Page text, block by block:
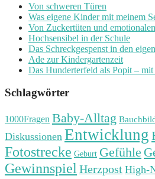
Von schweren Türen
Was eigene Kinder mit meinem
Von Zuckertüten und
Hochsensibel in der Schule
Das Schreckgespenst in den
Ade zur Kindergartenzeit
Das Hunderterfeld als Popit –
Schlagwörter
1000Fragen Baby-Alltag
Diskussionen Entwicklung
Fotostrecke Geburt Gefühle
Gewinnspiel Herzpost High-